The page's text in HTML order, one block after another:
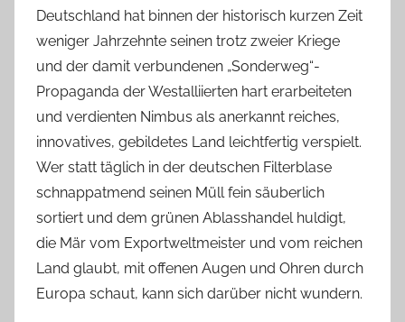
Deutschland hat binnen der historisch kurzen Zeit
weniger Jahrzehnte seinen trotz zweier Kriege
und der damit verbundenen „Sonderweg“-
Propaganda der Westalliierten hart erarbeiteten
und verdienten Nimbus als anerkannt reiches,
innovatives, gebildetes Land leichtfertig verspielt.
Wer statt täglich in der deutschen Filterblase
schnappatmend seinen Müll fein säuberlich
sortiert und dem grünen Ablasshandel huldigt,
die Mär vom Exportweltmeister und vom reichen
Land glaubt, mit offenen Augen und Ohren durch
Europa schaut, kann sich darüber nicht wundern.